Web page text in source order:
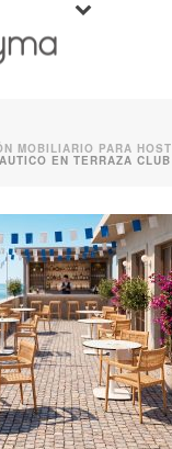
MOBILIARIO PARA
EN TERRAZA